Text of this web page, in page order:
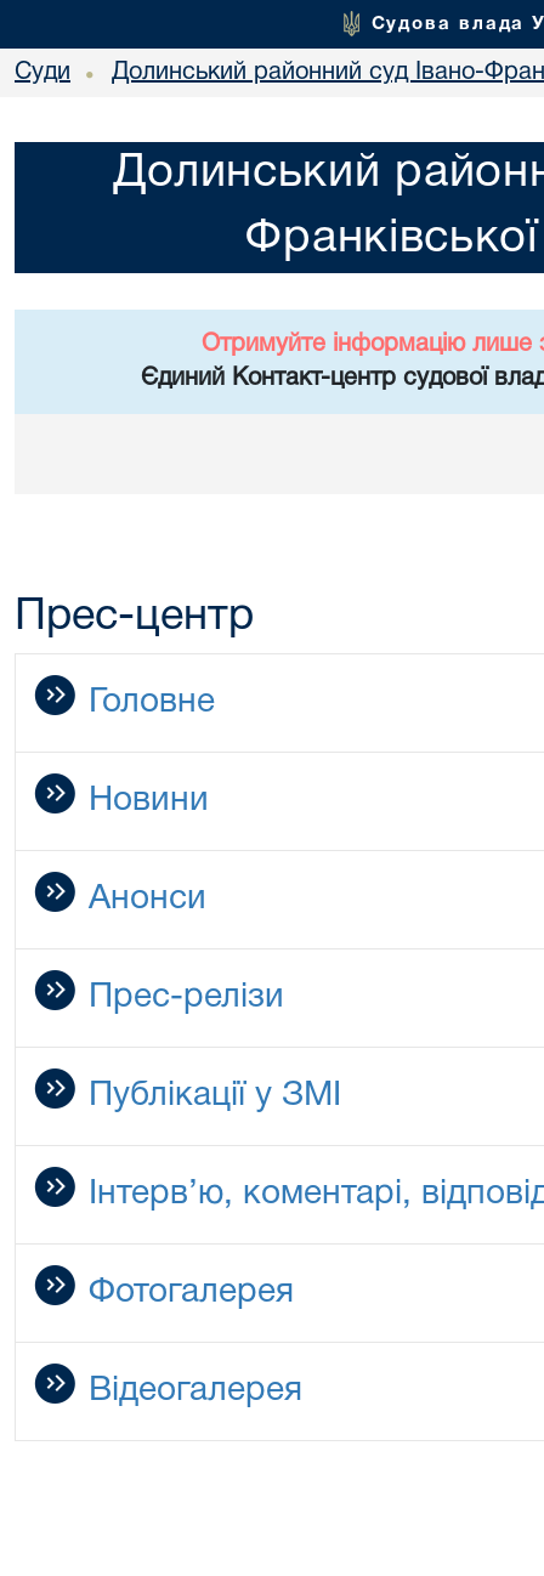
Судова влада
Суди • Долинський районний суд Івано-
Долинський
Отримуйте інформацію лише
Єдиний Контакт-центр судової
Прес-центр
Головне
Новини
Анонси
Прес-релізи
Публікації у ЗМІ
Інтерв’ю, коментарі,
Фотогалерея
Відеогалерея